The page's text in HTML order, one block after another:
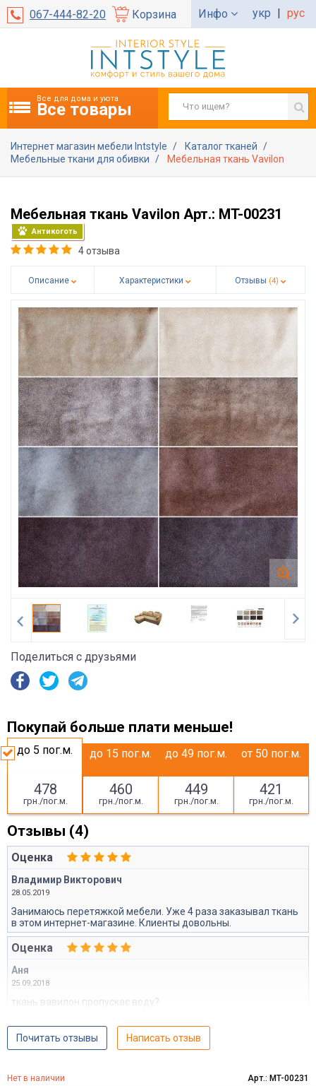
067-444-82-20 Корзина Инфо укр | рус
Все для дома и уюта
Все товары
Интернет магазин мебели Intstyle
Каталог тканей
Мебельные ткани для обивки
Мебельная ткань Vavilon
Мебельная ткань Vavilon Арт.: MT-00231
Антикоготь
4 отзыва
Описание Характеристики Отзывы (4)
Поделиться с друзьями
Покупай больше плати меньше!
до 5 пог.м.
478
грн./пог.м.
до 15 пог.м.
460
грн./пог.м.
до 49 пог.м.
449
грн./пог.м.
от 50 пог.м.
421
грн./пог.м.
Отзывы (4)
Оценка
Владимир Викторович
28.05.2019
Занимаюсь перетяжкой мебели. Уже 4 раза заказывал ткань
в этом интернет-магазине. Клиенты довольны.
Оценка
Аня
25.09.2018
ткань вавилон пропускає воду?
Почитать отзывы Написать отзыв
Нет в наличии Арт.: MT-00231